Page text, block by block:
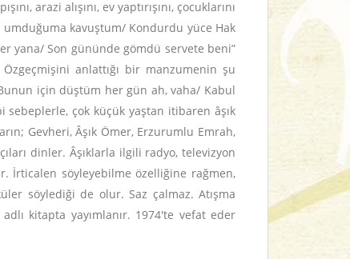
arazi alışını, ev yaptırışını, çocuklarını
kavuştum/ Kondurdu yüce Hak
yana/ Son gününde gömdü servete beni”
anlattığı bir manzumenin şu
için düştüm her gün ah, vaha/ Kabul
sebeplerle, çok küçük yaştan itibaren âşık
Gevheri, Âşık Ömer, Erzurumlu Emrah,
dinler. Âşıklarla ilgili radyo, televizyon
İrticalen söyleyebilme özelliğine rağmen,
söylediği de olur. Saz çalmaz. Atışma
kitapta yayımlanır. 1974'te vefat eder